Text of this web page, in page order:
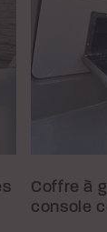
Coffre à
console